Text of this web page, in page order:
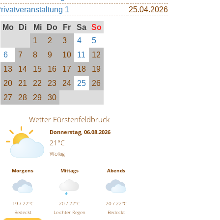
1
25.04.2026
Mo Di Mi Do Fr Sa So
1
2 3 4
5
6
7 8 9 10 11
12
13
14 15 16 17 18
19
20
21 22 23 24 25
26
27
28 29 30
Wetter Fürstenfeldbruck
Donnerstag, 06.08.2026
21°C
Wolkig
Morgens
19 / 22°C
Bedeckt
Mittags
20 / 22°C
Leichter Regen
Abends
20 / 22°C
Bedeckt